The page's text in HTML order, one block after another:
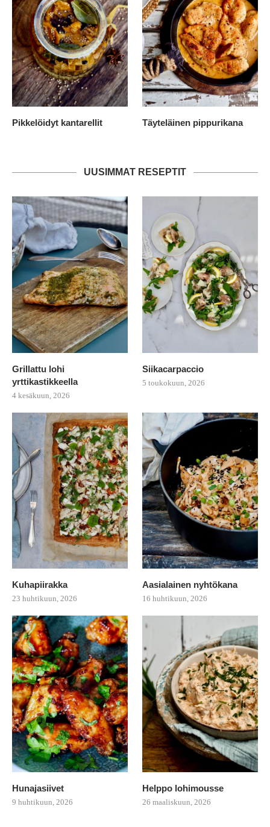
Pikkelöidyt kantarellit Täyteläinen pippurikana
UUSIMMAT RESEPTIT
Grillattu lohi
yrttikastikkeella
4 kesäkuun, 2026
Siikacarpaccio
5 toukokuun, 2026
Kuhapiirakka
23 huhtikuun, 2026
Aasialainen nyhtökana
16 huhtikuun, 2026
Hunajasiivet
9 huhtikuun, 2026
Helppo lohimousse
26 maaliskuun, 2026